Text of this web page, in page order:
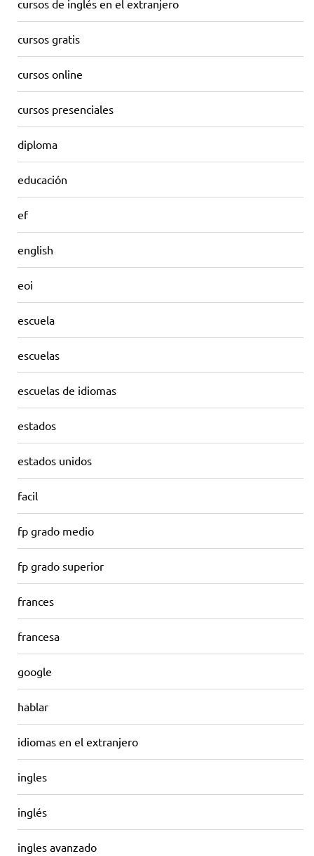
cursos de inglés en el extranjero
cursos gratis
cursos online
cursos presenciales
diploma
educación
ef
english
eoi
escuela
escuelas
escuelas de idiomas
estados
estados unidos
facil
fp grado medio
fp grado superior
frances
francesa
google
hablar
idiomas en el extranjero
ingles
inglés
ingles avanzado